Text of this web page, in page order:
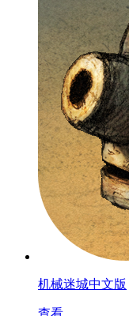
机械迷城中文版
查看